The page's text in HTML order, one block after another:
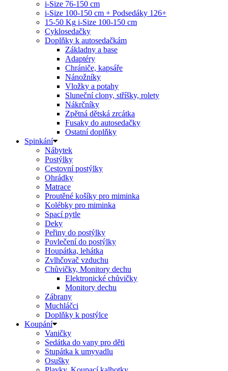
i-Size 76-150 cm
i-Size 100-150 cm + Podsedáky 126+
15-50 Kg i-Size 100-150 cm
Cyklosedačky
Doplňky k autosedačkám
Základny a base
Adaptéry
Chrániče, kapsáře
Nánožníky
Vložky a potahy
Sluneční clony, stříšky, rolety
Nákrčníky
Zpětná dětská zrcátka
Fusaky do autosedačky
Ostatní doplňky
Spinkání
Nábytek
Postýlky
Cestovní postýlky
Ohrádky
Matrace
Proutěné košíky pro miminka
Kolébky pro miminka
Spací pytle
Deky
Peřiny do postýlky
Povlečení do postýlky
Houpátka, lehátka
Zvlhčovač vzduchu
Chůvičky, Monitory dechu
Elektronické chůvičky
Monitory dechu
Zábrany
Muchláčci
Doplňky k postýlce
Koupání
Vaničky
Sedátka do vany pro děti
Stupátka k umyvadlu
Osušky